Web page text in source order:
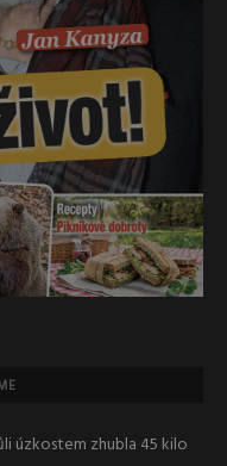
úzkostem zhubla 45 kilo